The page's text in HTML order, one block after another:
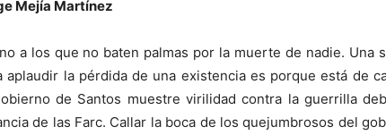
Mejía Martínez
a los que no baten palmas por la muerte de nadie. Una
aplaudir la pérdida de una existencia es porque está de
de Santos muestre virilidad contra la guerrilla
de las Farc. Callar la boca de los quejumbrosos del